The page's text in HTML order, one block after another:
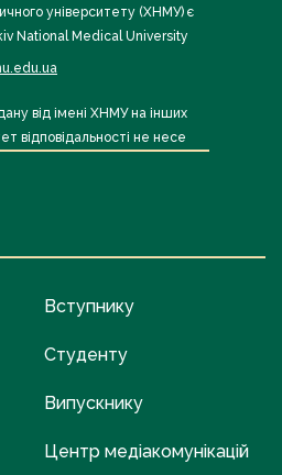
університету (ХНМУ) є
National Medical University
від імені ХНМУ на інших
відповідальності не несе
Вступнику
Студенту
Випускнику
Центр медіакомунікацій